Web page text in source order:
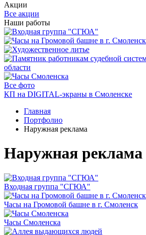
Акции
Все акции
Наши работы
Все фото
КП на DIGITAL-экраны в Смоленске
Главная
Портфолио
Наружная реклама
Наружная реклама
Входная группа "СГЮА"
Часы на Громовой башне в г. Смоленск
Часы Смоленска